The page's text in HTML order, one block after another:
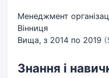
Менеджмент
Вінниця
Вища, з 2014 по 2019
Знання і